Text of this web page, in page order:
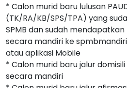
* Calon murid baru lulusan
(TK/RA/KB/SPS/TPA) yang
SPMB dan sudah
secara mandiri ke
atau aplikasi Mobile
* Calon murid baru jalur
secara mandiri